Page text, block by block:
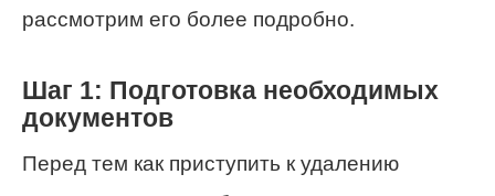
рассмотрим его более подробно.
Шаг 1: Подготовка необходимых
документов
Перед тем как приступить к удалению